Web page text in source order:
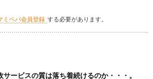
ミペパ会員登録 する必要があります。
サービスの質は落ち着続けるのか・・・。